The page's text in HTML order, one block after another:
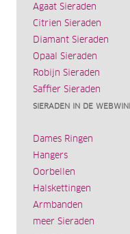
Agaat Sieraden
Citrien Sieraden
Diamant Sieraden
Opaal Sieraden
Robijn Sieraden
Saffier Sieraden
SIERADEN IN DE
Dames Ringen
Hangers
Oorbellen
Halskettingen
Armbanden
meer Sieraden